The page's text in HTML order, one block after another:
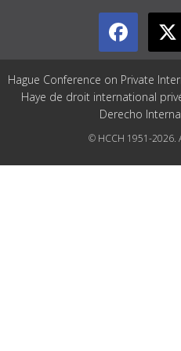
Hague Conference on Private
Haye de droit international
Derecho
© HCCH 1951-2026.